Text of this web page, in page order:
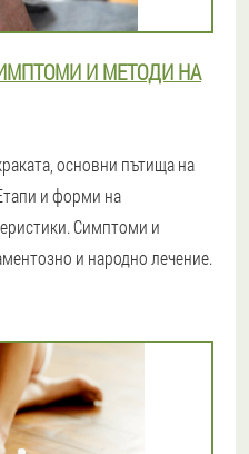
И МЕТОДИ НА
основни пътища на
и форми на
Симптоми и
и народно лечение.